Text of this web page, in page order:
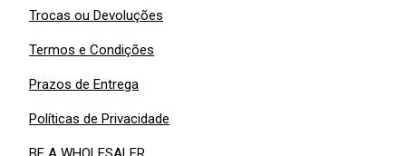
Trocas ou Devoluções
Termos e Condições
Prazos de Entrega
Políticas de Privacidade